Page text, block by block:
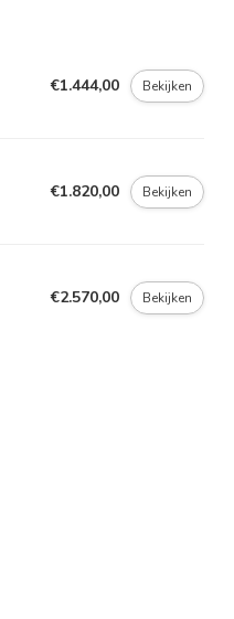
€1.444,00 Bekijken
€1.820,00 Bekijken
€2.570,00 Bekijken